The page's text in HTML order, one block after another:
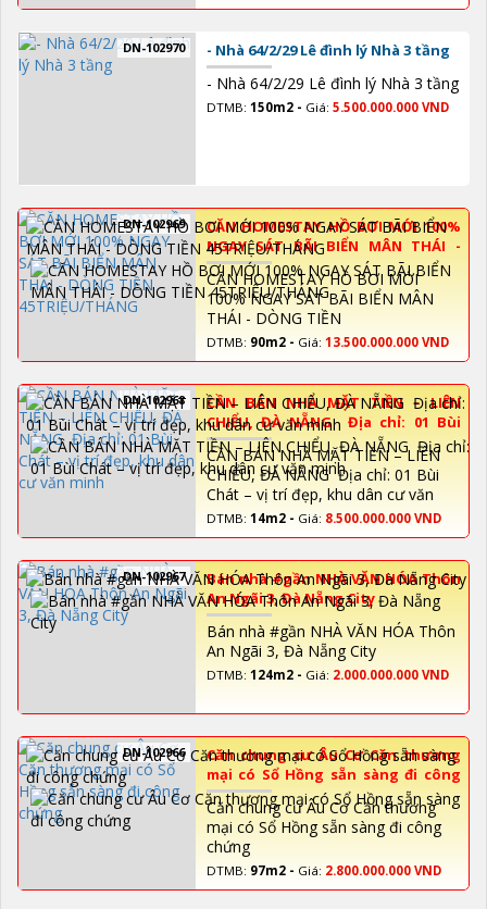
DN-102970 - Nhà 64/2/29 Lê đình lý Nhà 3 tầng
- Nhà 64/2/29 Lê đình lý Nhà 3 tầng
DTMB: 150m2 - Giá: 5.500.000.000 VND
DN-102969
CĂN HOMESTAY HỒ BƠI MỚI 100%
NGAY SÁT BÃI BIỂN MÂN THÁI -
DÒNG TIỀN 45TRIỆU/THÁNG
CĂN HOMESTAY HỒ BƠI MỚI
100% NGAY SÁT BÃI BIỂN MÂN
THÁI - DÒNG TIỀN
45TRIỆU/THÁNG
DTMB: 90m2 - Giá: 13.500.000.000 VND
DN-102968
CẦN BÁN NHÀ MẶT TIỀN – LIÊN
CHIỂU, ĐÀ NẴNG Địa chỉ: 01 Bùi
Chát – vị trí đẹp, khu dân cư văn
minh
CẦN BÁN NHÀ MẶT TIỀN – LIÊN
CHIỂU, ĐÀ NẴNG Địa chỉ: 01 Bùi
Chát – vị trí đẹp, khu dân cư văn
minh
DTMB: 14m2 - Giá: 8.500.000.000 VND
DN-102967
Bán nhà #gần NHÀ VĂN HÓA Thôn
An Ngãi 3, Đà Nẵng City
Bán nhà #gần NHÀ VĂN HÓA Thôn
An Ngãi 3, Đà Nẵng City
DTMB: 124m2 - Giá: 2.000.000.000 VND
DN-102966
Căn chung cư Âu Cơ Căn thương
mại có Sổ Hồng sẵn sàng đi công
chứng
Căn chung cư Âu Cơ Căn thương
mại có Sổ Hồng sẵn sàng đi công
chứng
DTMB: 97m2 - Giá: 2.800.000.000 VND